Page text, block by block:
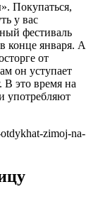
Покупаться,
у вас
фестиваль
конце января. А
от
он уступает
В это время на
употребляют
zimoj-na-